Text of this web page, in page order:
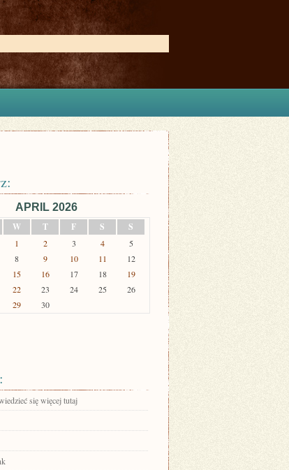
APRIL 2026
W T F S S
1 2 3 4
5
8 9 10 11
12
15 16 17 18
19
22 23 24 25
26
29 30
się więcej tutaj